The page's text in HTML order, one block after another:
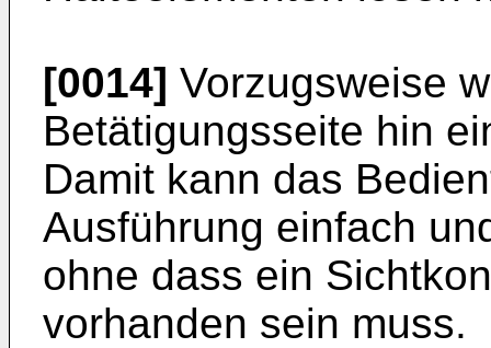
[0014] Vorzugsweise
Betätigungsseite hin
Damit kann das
Ausführung einfach
ohne dass ein
vorhanden sein muss.